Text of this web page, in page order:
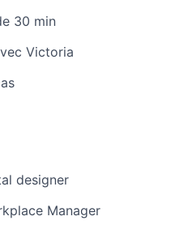
30 min
Victoria
designer
Manager